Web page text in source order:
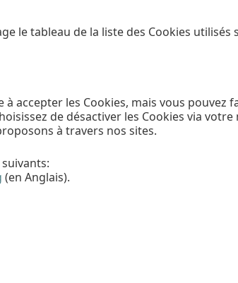
le tableau de la liste des Cookies utilisés
accepter les Cookies, mais vous pouvez
de désactiver les Cookies via votre
à travers nos sites.
(en Anglais).